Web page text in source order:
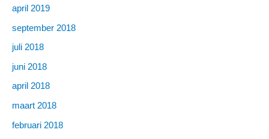
april 2019
september 2018
juli 2018
juni 2018
april 2018
maart 2018
februari 2018